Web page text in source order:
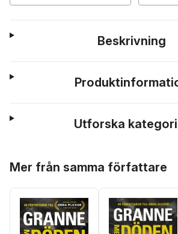
Beskrivning
Utforska
Mer från samma författare